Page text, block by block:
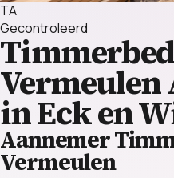
TA
Gecontroleerd
Vermeulen
in Eck en
Aannemer
Vermeulen